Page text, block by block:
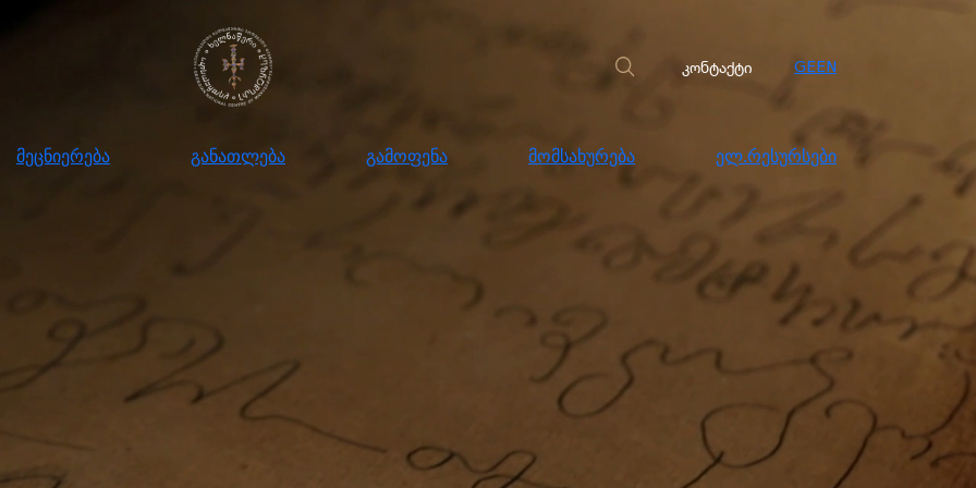
კონტაქტი GEEN
მეცნიერება განათლება გამოფენა მომსახურება ელ.რესურსები
განათლება